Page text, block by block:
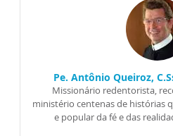
Pe. Antônio Queiroz,
Missionário redentorista,
ministério centenas de histórias
e popular da fé e das